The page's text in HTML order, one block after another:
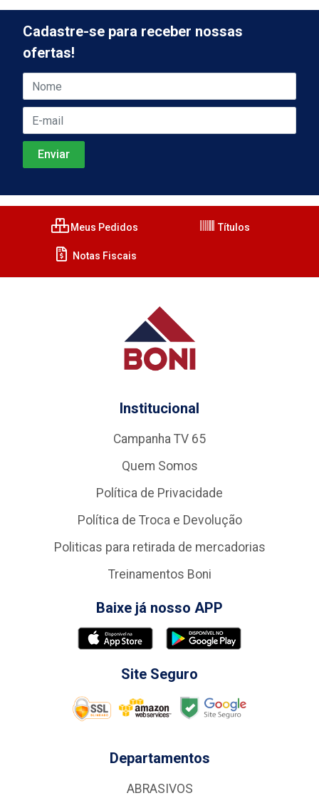
Cadastre-se para receber nossas
ofertas!
Meus Pedidos Títulos
Notas Fiscais
Institucional
Campanha TV 65
Quem Somos
Política de Privacidade
Política de Troca e Devolução
Politicas para retirada de mercadorias
Treinamentos Boni
Baixe já nosso APP
Site Seguro
Departamentos
ABRASIVOS